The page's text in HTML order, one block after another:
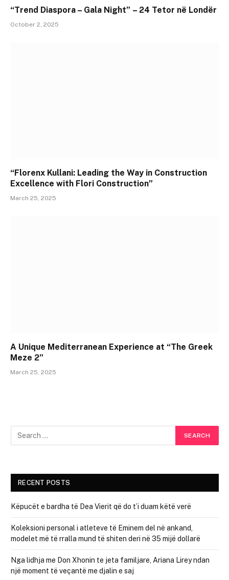
“Trend Diaspora – Gala Night” – 24 Tetor në Londër
October 2, 2025
“Florenx Kullani: Leading the Way in Construction
Excellence with Flori Construction”
March 25, 2025
A Unique Mediterranean Experience at “The Greek
Meze 2”
March 25, 2025
RECENT POSTS
Këpucët e bardha të Dea Vierit që do t’i duam këtë verë
Koleksioni personal i atleteve të Eminem del në ankand,
modelet më të rralla mund të shiten deri në 35 mijë dollarë
Nga lidhja me Don Xhonin te jeta familjare, Ariana Lirey ndan
një moment të veçantë me djalin e saj